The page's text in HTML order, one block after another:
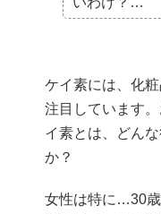
ケイ素には、化
注目しています
イ素とは、どん
か？
女性は特に…30